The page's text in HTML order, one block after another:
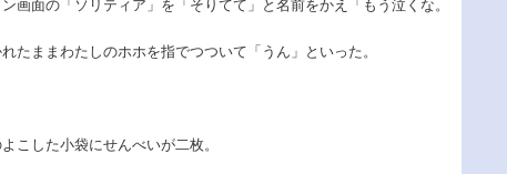
画面の「ソリティア」を「そりてて」と名前をかえ「もう泣くな。
たままわたしのホホを指でつついて「うん」といった。
こした小袋にせんべいが二枚。